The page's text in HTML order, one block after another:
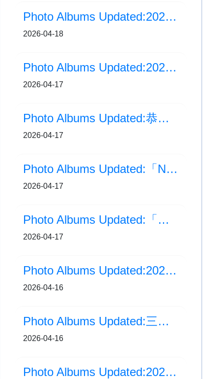
Photo Albums Updated:2025-2026年度 新加坡交流 (Day4)
2026-04-18
Photo Albums Updated:2025-2026年度 新加坡交流 (Day3)
2026-04-17
Photo Albums Updated:恭喜！我們羽毛球隊勇奪學界佳績！
2026-04-17
Photo Albums Updated:「NStudio 同心．共創．護國安」決賽-星級演講工作坊
2026-04-17
Photo Albums Updated:「邊學．邊畫」海洋公園繪畫比賽頒獎典禮
2026-04-17
Photo Albums Updated:2025-2026年度 新加坡交流 (Day2)
2026-04-16
Photo Albums Updated:三年級基本法問答比賽
2026-04-16
Photo Albums Updated:2025-2026年度 新加坡交流 (Day1)